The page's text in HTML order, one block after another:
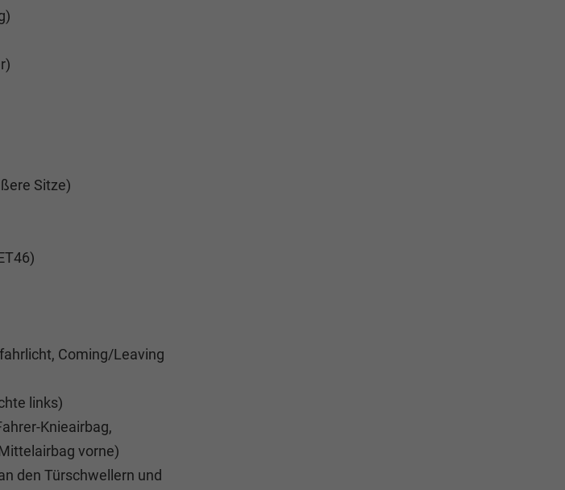
Sitze)
Coming/Leaving
links)
Knieairbag,
vorne)
den Türschwellern und